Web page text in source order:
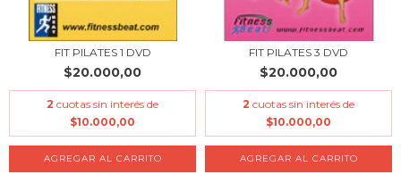
FIT PILATES 1 DVD
$20.000,00
2 cuotas sin interés de
$10.000,00
FIT PILATES 3 DVD
$20.000,00
2 cuotas sin interés de
$10.000,00